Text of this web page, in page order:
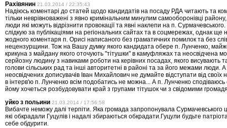
Рахівянин 21.03.2014 / 22:35:43
Надіюсь коментарі до статей щодо кандидатів на посаду РДА читають та
тільки неврівноважені з явно кримінальним минулим самооборонівці
люди які можуть відрізнити провокації та явні наклепи на п.
слідкую за публікаціями на регіональних сайтах та в соцмережах, однак ще
жодного коментаря п. Орисі написаного без граматичних помилок та без
нецензурщини. Тож на Вашу думку якого кандидата обере п. Лунченко,
крикуна з майдану якого оточують "тітушки" в камуфляжах та неосвідчена
серйозну людину з навиками роботи на керівних посадах, якого висувають
голови сільських рад та інші авторитетні в районі та за його межами люди.
неосвідчених дописувачів Іван Михайлович не думайте відступати від своїх
в інтерв'ю п. Лунченко всім подобатись не можна... А п. Лунченко сподіваюсь
йому хочеться розбудовувати край з групами тітушок чи з свідомими
уйко з польини 21.03.2014 / 17:56:58
Вибачте неможу далі терпіти. Яка громада запропонувала Сурмачевського
які обкрадали Гуцулів і надалі збираються обкрадати.Гуцули будьте
себе обдурити.